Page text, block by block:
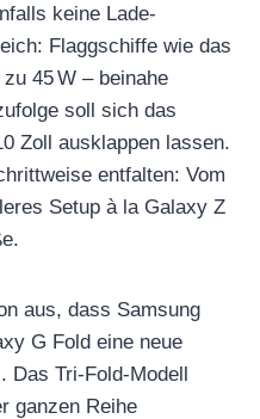
keine Lade-
Flaggschiffe wie das
45 W – beinahe
soll sich das
Zoll ausklappen lassen.
entfalten: Vom
Setup à la Galaxy Z
aus, dass Samsung
G Fold eine neue
Das Tri-Fold-Modell
ganzen Reihe